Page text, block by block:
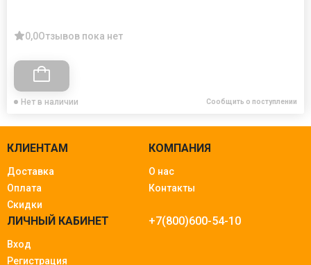
0,0Отзывов пока нет
Нет в наличии Сообщить о поступлении
КЛИЕНТАМ
Доставка
Оплата
Скидки
КОМПАНИЯ
О нас
Контакты
ЛИЧНЫЙ КАБИНЕТ
Вход
Регистрация
+7(800)600-54-10